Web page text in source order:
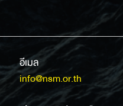
อีเมล
info@nsm.or.th